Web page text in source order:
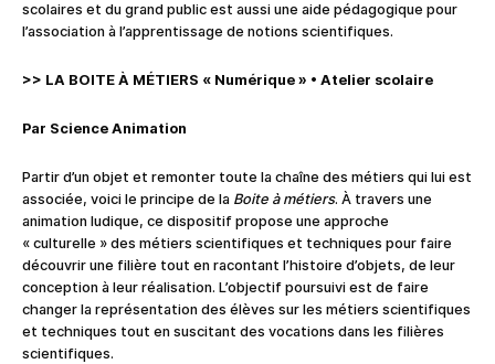
scolaires et du grand public est aussi une aide pédagogique pour
l’association à l’apprentissage de notions scientifiques.
>> LA BOITE À MÉTIERS « Numérique » • Atelier scolaire
Par Science Animation
Partir d’un objet et remonter toute la chaîne des métiers qui lui est
associée, voici le principe de la Boite à métiers. À travers une
animation ludique, ce dispositif propose une approche
« culturelle » des métiers scientifiques et techniques pour faire
découvrir une filière tout en racontant l’histoire d’objets, de leur
conception à leur réalisation. L’objectif poursuivi est de faire
changer la représentation des élèves sur les métiers scientifiques
et techniques tout en suscitant des vocations dans les filières
scientifiques.